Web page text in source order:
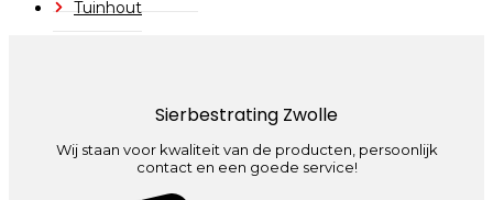
Tuinhout
Sierbestrating Zwolle
Wij staan voor kwaliteit van de producten, persoonlijk
contact en een goede service!